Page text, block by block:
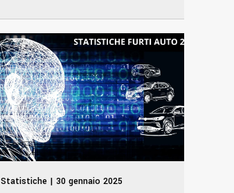
Statistiche | 30 gennaio 2025